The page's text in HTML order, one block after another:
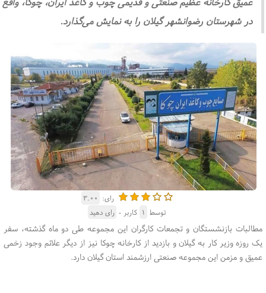
در شهرستان رضوانشهر گیلان را به نمایش می‌گذارد.
رای: ۳.۰۰
توسط ۱ کاربر - رای دهید
مطالبات بازنشستگان و تجمعات کارگران این مجموعه طی دو ماه گذشته، سفر
یک روزه وزیر کار به گیلان و بازدید از کارخانه چوکا نیز از دیگر علائم وجود زخمی
عمیق و مزمن این مجموعه صنعتی ارزشمند استان گیلان دارد.